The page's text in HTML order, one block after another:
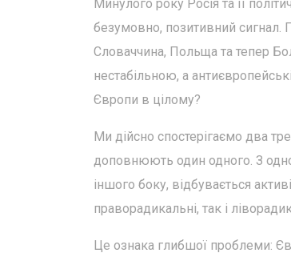
Минулого року Росія та її
безумовно, позитивний сигнал.
Словаччина, Польща та тепер
нестабільною, а
Європи в цілому?
Ми дійсно спостерігаємо два
доповнюють один одного. З
іншого боку, відбувається
праворадикальні, так і
Це ознака глибшої проблеми: